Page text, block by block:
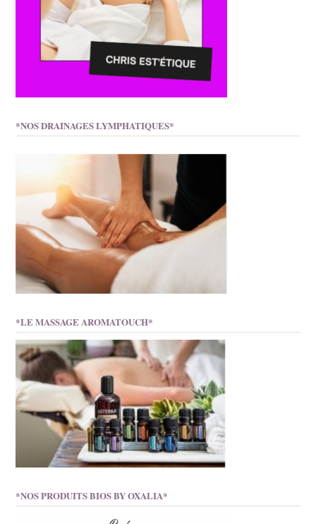
*NOS DRAINAGES LYMPHATIQUES*
*LE MASSAGE AROMATOUCH*
*NOS PRODUITS BIOS BY OXALIA*